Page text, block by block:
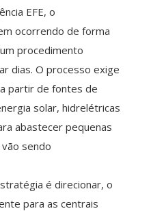
EFE, o
ocorrendo de forma
procedimento
dias. O processo exige
partir de fontes de
solar, hidrelétricas
abastecer pequenas
sendo
é direcionar, o
para as centrais